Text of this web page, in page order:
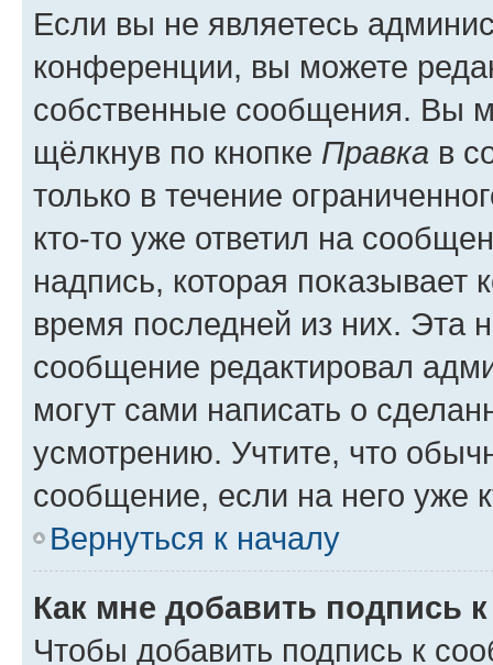
Если вы не являетесь
конференции, вы можете
собственные сообщения. Вы
щёлкнув по кнопке Правка в
только в течение
кто-то уже ответил на
надпись, которая показывает
время последней из них. Эта
сообщение редактировал
могут сами написать о
усмотрению. Учтите, что
сообщение, если на него уже
Вернуться к началу
Как мне добавить подпись
Чтобы добавить подпись к